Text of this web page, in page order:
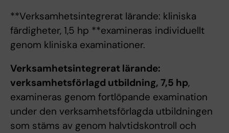
**Verksamhetsintegrerat lärande: kliniska
färdigheter, 1,5 hp **examineras individuellt
genom kliniska examinationer.
Verksamhetsintegrerat lärande:
verksamhetsförlagd utbildning, 7,5 hp,
examineras genom fortlöpande examination
under den verksamhetsförlagda utbildningen
som stäms av genom halvtidskontroll och